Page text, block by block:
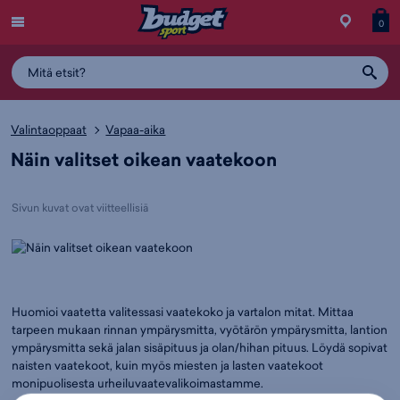
Siirry
0
Valintaoppaat Vapaa-aika
Näin valitset oikean vaatekoon
Sivun kuvat ovat viitteellisiä
Huomioi vaatetta valitessasi vaatekoko ja vartalon mitat. Mittaa
tarpeen mukaan rinnan ympärysmitta, vyötärön ympärysmitta, lantion
ympärysmitta sekä jalan sisäpituus ja olan/hihan pituus. Löydä sopivat
naisten vaatekoot, kuin myös miesten ja lasten vaatekoot
monipuolisesta urheiluvaatevalikoimastamme.